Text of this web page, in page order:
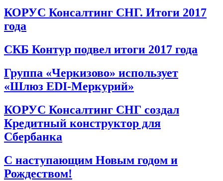
КОРУС Консалтинг СНГ. Итоги 2017
года
СКБ Контур подвел итоги 2017 года
Группа «Черкизово» использует
«Шлюз EDI-Меркурий»
КОРУС Консалтинг СНГ создал
Кредитный конструктор для
Сбербанка
С наступающим Новым годом и
Рождеством!